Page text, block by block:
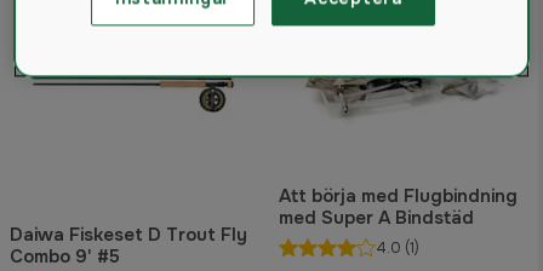
Daiwa Fiskeset D Trout Fly
Combo 9' #5
Att börja med Flugbindning
med Super A Bindstäd
4.0 (1)